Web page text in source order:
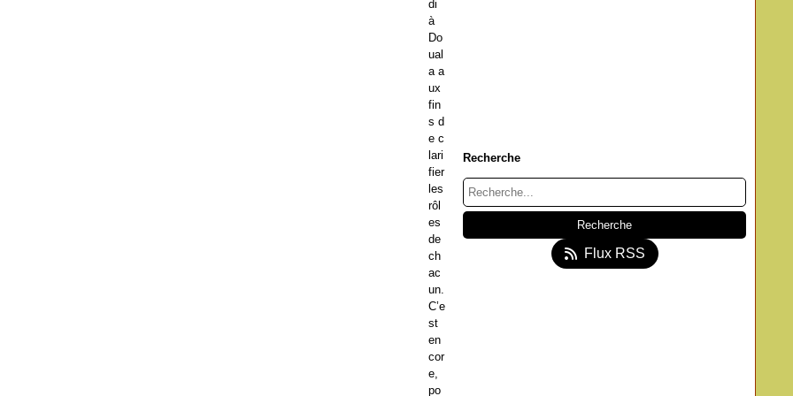
di
à
Do
ual
a a
ux
fin
s d
e c
lari
fier
les
rôl
es
de
ch
ac
un.
C’e
st
en
cor
e,
po
Recherche
Flux RSS